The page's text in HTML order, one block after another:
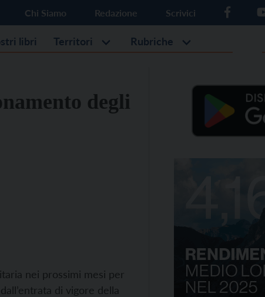
Chi Siamo Redazione Scrivici
libri Territori Rubriche
degli
nei prossimi mesi per
di vigore della